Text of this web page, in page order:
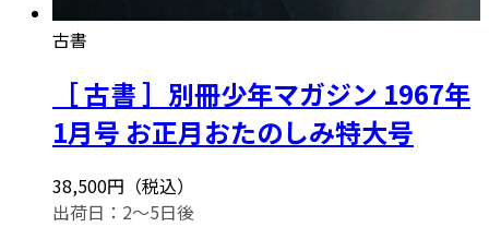
古書
［ 古書 ］別冊少年マガジン 1967年
1月号 お正月おたのしみ特大号
38,500円（税込）
出荷日：2～5日後